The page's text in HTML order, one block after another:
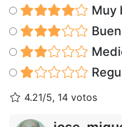
Muy
4.21/5, 14 votos